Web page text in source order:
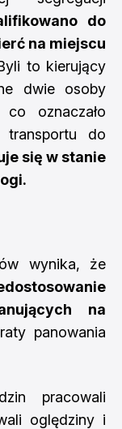
do
na miejscu
to kierujący
dwie osoby
oznaczało
transportu do
się w stanie
wynika, że
na
panowania
pracowali
oględziny i